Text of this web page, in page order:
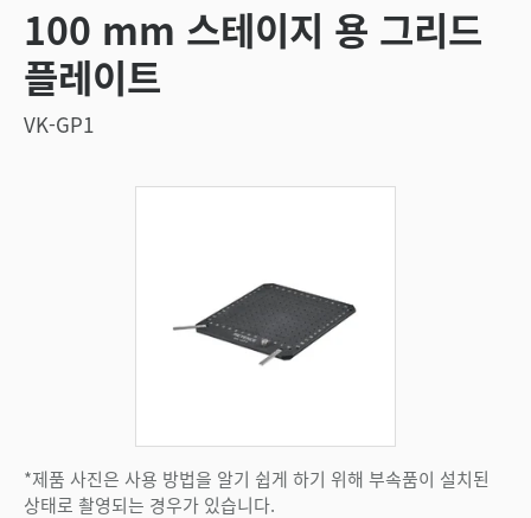
100 mm 스테이지 용 그리드
플레이트
VK-GP1
*제품 사진은 사용 방법을 알기 쉽게 하기 위해 부속품이 설치된
상태로 촬영되는 경우가 있습니다.